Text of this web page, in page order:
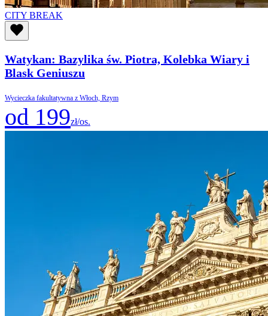
CITY BREAK
Watykan: Bazylika św. Piotra, Kolebka Wiary i
Blask Geniuszu
Wycieczka fakultatywna z Włoch, Rzym
od 199zł/os.